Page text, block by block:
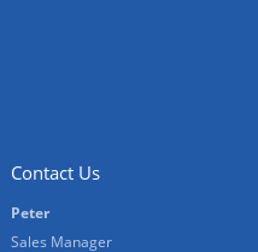
Contact Us
Peter
Sales Manager